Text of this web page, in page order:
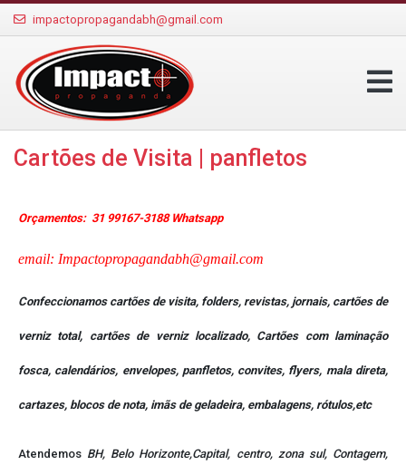
impactopropagandabh@gmail.com
Cartões de Visita | panfletos
Orçamentos: 31 99167-3188 Whatsapp
email: Impactopropagandabh@gmail.com
Confeccionamos cartões de visita, folders, revistas, jornais, cartões de
verniz total, cartões de verniz localizado, Cartões com laminação
fosca, calendários, envelopes, panfletos, convites, flyers, mala direta,
cartazes, blocos de nota, imãs de geladeira, embalagens, rótulos,etc
Atendemos BH, Belo Horizonte,Capital, centro, zona sul, Contagem,